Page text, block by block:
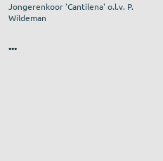
Jongerenkoor 'Cantilena' o.l.v. P.
Wildeman
...